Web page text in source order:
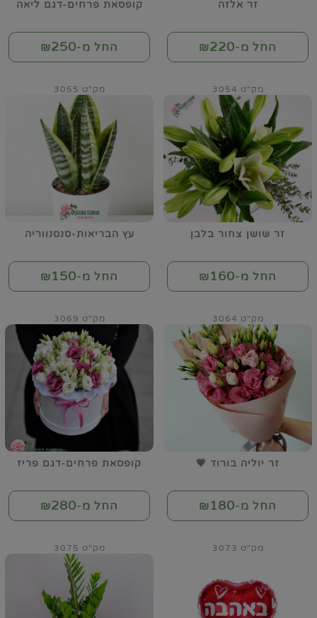
זר אלזה
החל מ-₪220
קופסאת פרחים-דגם ליאה
החל מ-₪250
זר שושן צחור בלבן
מק"ט 3054
החל מ-₪160
עץ הבריאות-סנסנווריה
מק"ט 3055
החל מ-₪150
זר יוליה בורוד 💗
מק"ט 3064
החל מ-₪180
קופסאת פרחים-דגם פריז
מק"ט 3069
החל מ-₪280
מק"ט 3073 מק"ט 3075